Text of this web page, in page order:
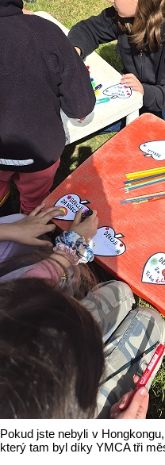
Pokud jste nebyli v
který tam byl díky YMCA tři